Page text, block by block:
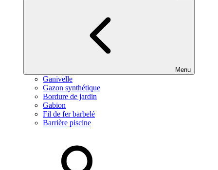
Menu
Ganivelle
Gazon synthétique
Bordure de jardin
Gabion
Fil de fer barbelé
Barrière piscine